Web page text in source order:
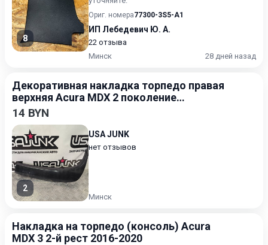
8
Ориг. номера77300-3S5-A1
ИП Лебедевич Ю. А.
22 отзыва
Минск
28 дней назад
Декоративная накладка торпедо правая
верхняя Acura MDX 2 поколение
[рестайлинг] 2010-2013 3.5
14 BYN
2
USA JUNK
нет отзывов
Минск
Накладка на торпедо (консоль) Acura
MDX 3 2-й рест 2016-2020